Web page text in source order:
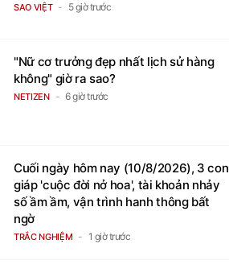
SAO VIỆT 5 giờ trước
"Nữ cơ trưởng đẹp nhất lịch sử hàng
không" giờ ra sao?
NETIZEN 6 giờ trước
Cuối ngày hôm nay (10/8/2026), 3 con
giáp 'cuộc đời nở hoa', tài khoản nhảy
số ầm ầm, vận trình hanh thông bất
ngờ
TRẮC NGHIỆM 1 giờ trước